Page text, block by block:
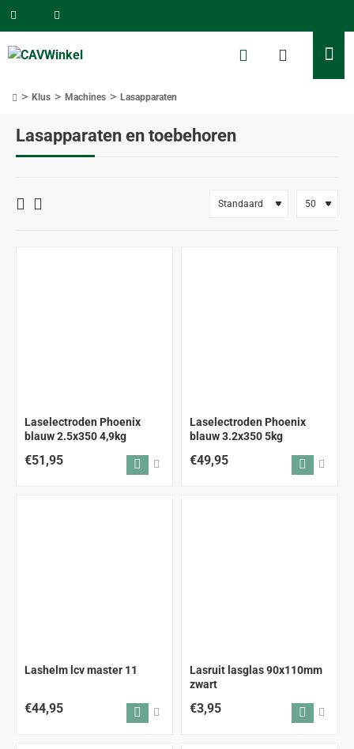
Lasapparaten en toebehoren
Klus Machines Lasapparaten
Laselectroden Phoenix
blauw 2.5x350 4,9kg
€51,95
Laselectroden Phoenix
blauw 3.2x350 5kg
€49,95
Lashelm lcv master 11
€44,95
Lasruit lasglas 90x110mm
zwart
€3,95